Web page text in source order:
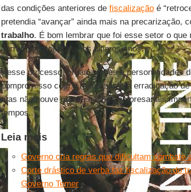
das condições anteriores de fiscalizaçãoé
pretendia “avançar” ainda mais na precarização,
trabalho. É bom lembrar que foi esse setor o
corrompeu políticos nos últimos anos.
Nesse processo, organizações e personalidades
compromisso com a repressão e a erradicação
mas não houve manifestações empresariais
tempos...
Leia mais
Governo cria regras que dificultam combate
Corte drástico de verba faz fiscalização do
Governo Temer